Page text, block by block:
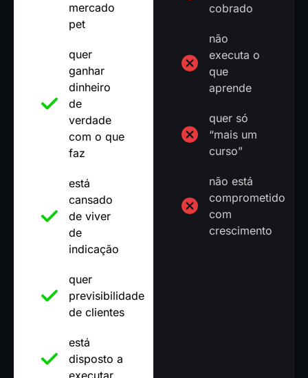
mercado
pet
quer
ganhar
dinheiro
de
verdade
com o que
faz
está
cansado
de viver
de
indicação
quer
previsibilidade
de clientes
está
disposto a
executar
cobrado
não
executa o
que
aprende
quer só
“mais um
curso”
não está
comprometido
com
crescimento